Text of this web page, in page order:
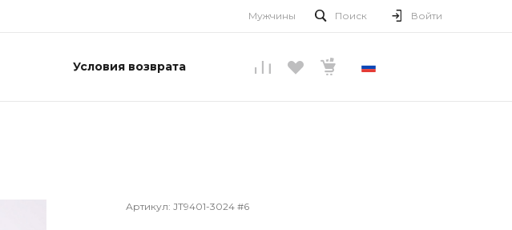
Мужчины Поиск Войти
Условия возврата
Артикул: JT9401-3024 #6